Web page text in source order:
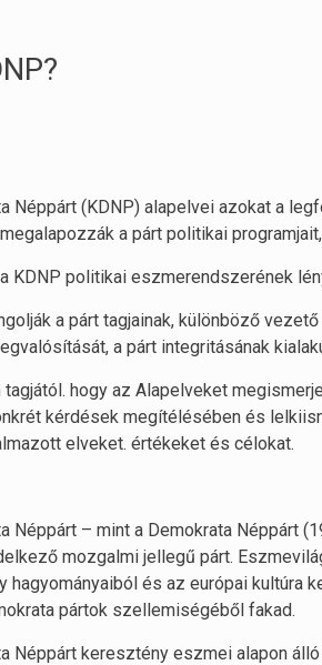
Néppárt (KDNP) alapelvei azokat a
a párt politikai
KDNP politikai eszmerendszerének
a párt tagjainak, különböző
a párt integritásának
tagjától. hogy az Alapelveket
kérdések megítélésében és
elveket. értékeket és célokat.
Néppárt – mint a Demokrata Néppárt
mozgalmi jellegű párt.
és az európai kultúra
pártok szellemiségéből fakad.
Néppárt keresztény eszmei alapon